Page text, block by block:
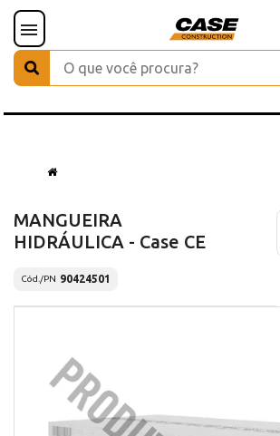
MANGUEIRA
HIDRÁULICA - Case CE
Cód./PN 90424501